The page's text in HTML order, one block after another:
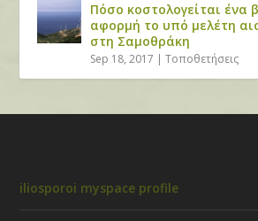
Πόσο κοστολογείται ένα
αφορμή το υπό μελέτη
στη Σαμοθράκη
Sep 18, 2017 |Τοποθετήσεις
iliosporoi myspace profile